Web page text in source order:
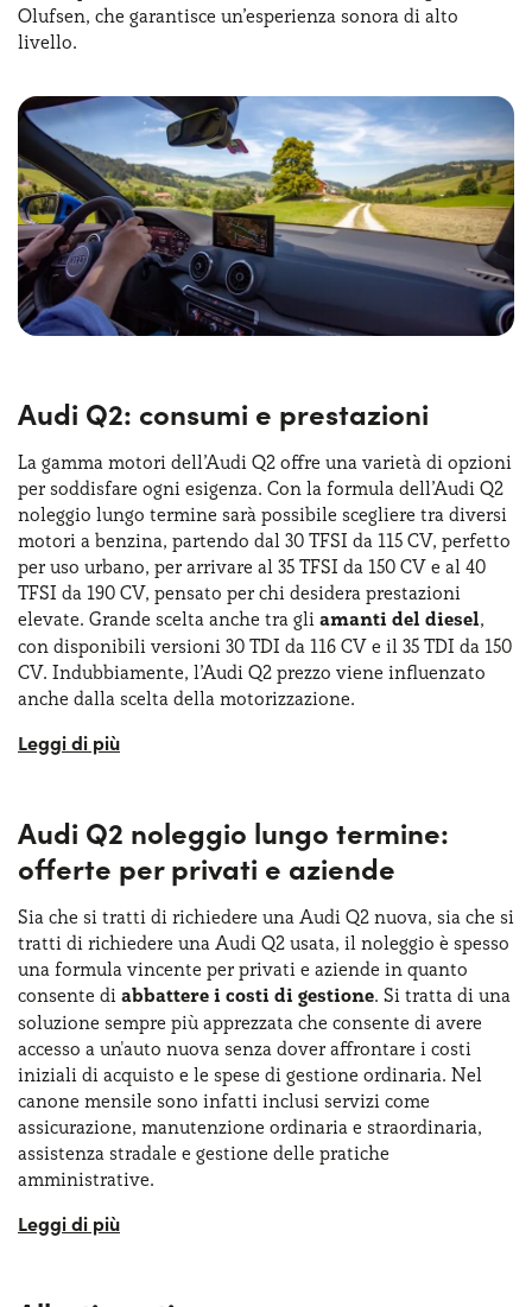
Olufsen, che garantisce un’esperienza sonora di alto
livello.
Audi Q2: consumi e prestazioni
La gamma motori dell’Audi Q2 offre una varietà di opzioni
per soddisfare ogni esigenza. Con la formula dell’Audi Q2
noleggio lungo termine sarà possibile scegliere tra diversi
motori a benzina, partendo dal 30 TFSI da 115 CV, perfetto
per uso urbano, per arrivare al 35 TFSI da 150 CV e al 40
TFSI da 190 CV, pensato per chi desidera prestazioni
elevate. Grande scelta anche tra gli amanti del diesel,
con disponibili versioni 30 TDI da 116 CV e il 35 TDI da 150
CV. Indubbiamente, l’Audi Q2 prezzo viene influenzato
anche dalla scelta della motorizzazione.
Le versioni più potenti, sia a benzina che a gasolio,
TFSI, per unaguida più sicura e dinamica. Per chi vuole
il top delle prestazioni con l’Audi Q2 noleggio lungo
termine c’è la possibilità di scegliere l’esclusiva Audi SQ2,
equipaggiata con un motore 2.0 TFSI da 300 CV. Questa
versione ad alte prestazioni accelera da 0 a 100 km/h
meno di 5 secondi e raggiunge una velocità massima di
250 km/h, garantendo emozioni uniche al volante. E per
quanto riguarda i consumi? I motori benzina offrono
percorrenze interessanti comprese tra i 5,7 e i 7,9 l/100 km,
mentre i diesel si attestano su valori ancora più contenuti,
compresi tra 4,7 e 5,3 l/100 km.
Audi Q2 noleggio lungo termine:
offerte per privati e aziende
Sia che si tratti di richiedere una Audi Q2 nuova, sia che si
tratti di richiedere una Audi Q2 usata, il noleggio è spesso
una formula vincente per privati e aziende in quanto
consente di abbattere i costi di gestione. Si tratta di una
soluzione sempre più apprezzata che consente di avere
accesso a un'auto nuova senza dover affrontare i costi
iniziali di acquisto e le spese di gestione ordinaria. Nel
canone mensile sono infatti inclusi servizi come
assicurazione, manutenzione ordinaria e straordinaria,
assistenza stradale e gestione delle pratiche
amministrative.
La formula dell’Audi Q2 noleggio lungo termine senza